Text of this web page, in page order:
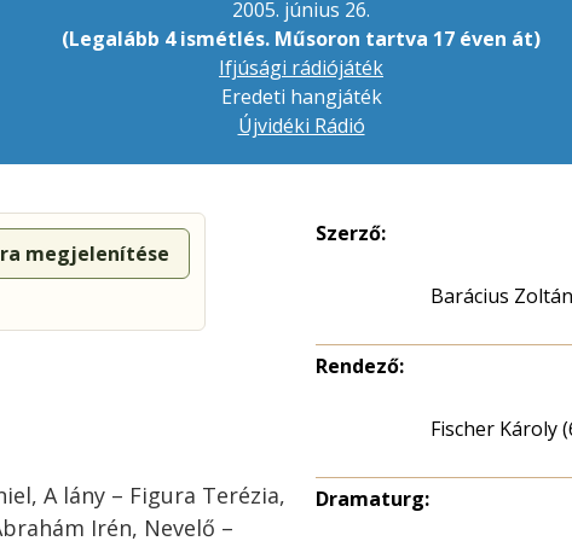
2005. június 26.
(Legalább 4 ismétlés. Műsoron tartva 17 éven át)
Ifjúsági rádiójáték
Eredeti hangjáték
Újvidéki Rádió
megjelenítése
A lány – Figura Terézia,
Irén, Nevelő –
Szerző:
Barácius Zoltán
Rendező:
Fischer Károly
Dramaturg: